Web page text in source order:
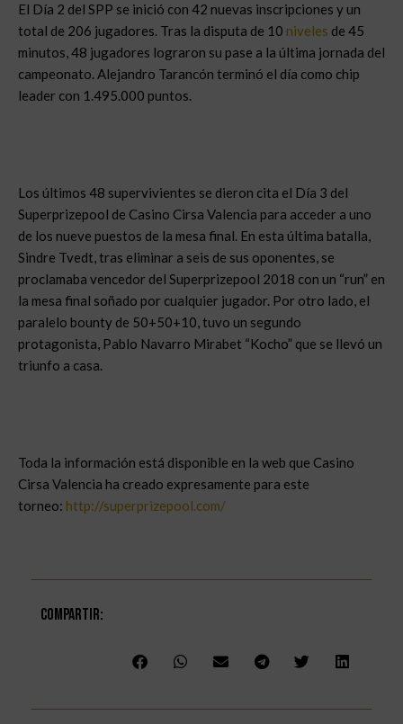
El Día 2 del SPP se inició con 42 nuevas inscripciones y un
total de 206 jugadores. Tras la disputa de 10 niveles de 45
minutos, 48 jugadores lograron su pase a la última jornada del
campeonato. Alejandro Tarancón terminó el día como chip
leader con 1.495.000 puntos.
Los últimos 48 supervivientes se dieron cita el Día 3 del
Superprizepool de Casino Cirsa Valencia para acceder a uno
de los nueve puestos de la mesa final. En esta última batalla,
Sindre Tvedt, tras eliminar a seis de sus oponentes, se
proclamaba vencedor del Superprizepool 2018 con un “run” en
la mesa final soñado por cualquier jugador. Por otro lado, el
paralelo bounty de 50+50+10, tuvo un segundo
protagonista, Pablo Navarro Mirabet “Kocho” que se llevó un
triunfo a casa.
Toda la información está disponible en la web que Casino
Cirsa Valencia ha creado expresamente para este
torneo: http://superprizepool.com/
Compartir: